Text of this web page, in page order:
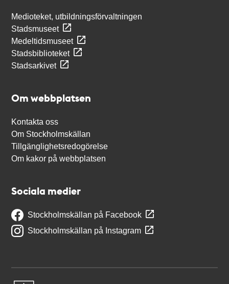
Medioteket, utbildningsförvaltningen
Stadsmuseet
Medeltidsmuseet
Stadsbiblioteket
Stadsarkivet
Om webbplatsen
Kontakta oss
Om Stockholmskällan
Tillgänglighetsredogörelse
Om kakor på webbplatsen
Sociala medier
Stockholmskällan på Facebook
Stockholmskällan på Instagram